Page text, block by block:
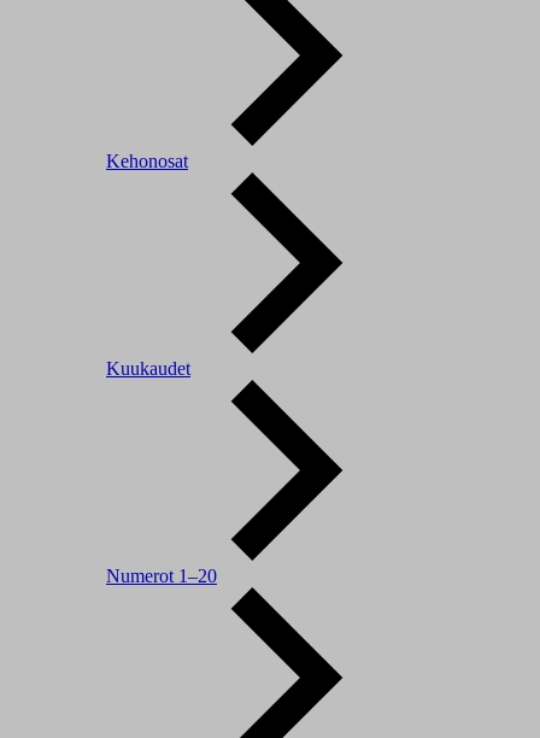
Kehonosat
Kuukaudet
Numerot 1–20